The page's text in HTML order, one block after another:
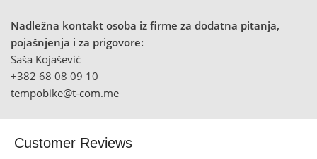
Nadležna kontakt osoba iz firme za dodatna pitanja,
pojašnjenja i za prigovore:
Saša Kojašević
+382 68 08 09 10
tempobike@t-com.me
Customer Reviews